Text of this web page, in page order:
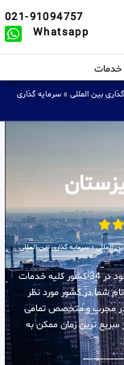
021-91094757
Whatsapp
خدمات
بین المللی » سرمایه گذاری
المللی»سرمایه گذاری بین المللی
موسسه بین المللی ثبتا (Sabtta Group) با ایجاد شعب خود در 34 کشور کلیه خدمات
شما در کشور مورد نظر
مجرب و متخصص تمامی
سریع ترین زمان ممکن به